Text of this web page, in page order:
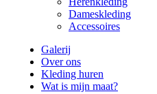
Dameskleding
Accessoires
Galerij
Over ons
Kleding huren
Wat is mijn maat?